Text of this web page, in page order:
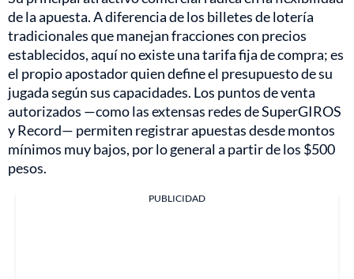
de la apuesta. A diferencia de los billetes de lotería
tradicionales que manejan fracciones con precios
establecidos, aquí no existe una tarifa fija de compra; es
el propio apostador quien define el presupuesto de su
jugada según sus capacidades. Los puntos de venta
autorizados —como las extensas redes de SuperGIROS
y Record— permiten registrar apuestas desde montos
mínimos muy bajos, por lo general a partir de los $500
pesos.
PUBLICIDAD